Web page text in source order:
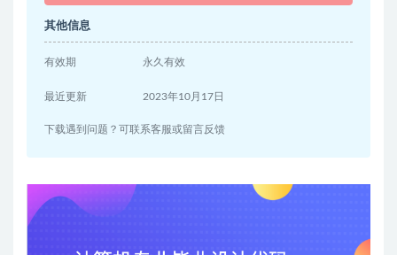
其他信息
有效期 永久有效
最近更新 2023年10月17日
下载遇到问题？可联系客服或留言反馈